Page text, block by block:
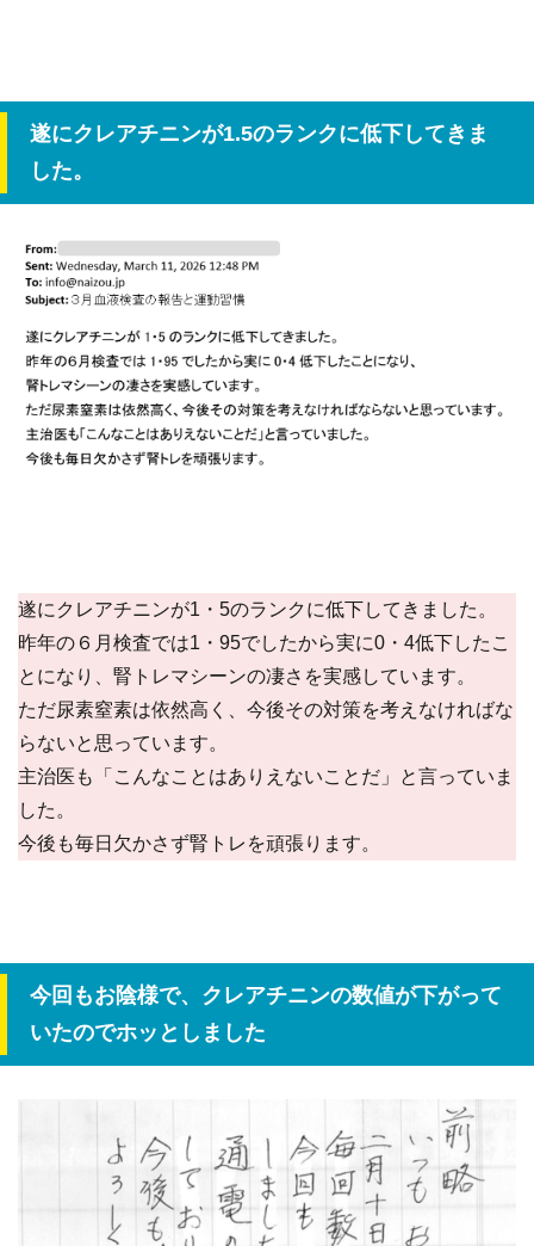
遂にクレアチニンが1.5のランクに低下してきま
した。
遂にクレアチニンが1・5のランクに低下してきました。
昨年の６月検査では1・95でしたから実に0・4低下したこ
とになり、腎トレマシーンの凄さを実感しています。
ただ尿素窒素は依然高く、今後その対策を考えなければな
らないと思っています。
主治医も「こんなことはありえないことだ」と言っていま
した。
今後も毎日欠かさず腎トレを頑張ります。
今回もお陰様で、クレアチニンの数値が下がって
いたのでホッとしました